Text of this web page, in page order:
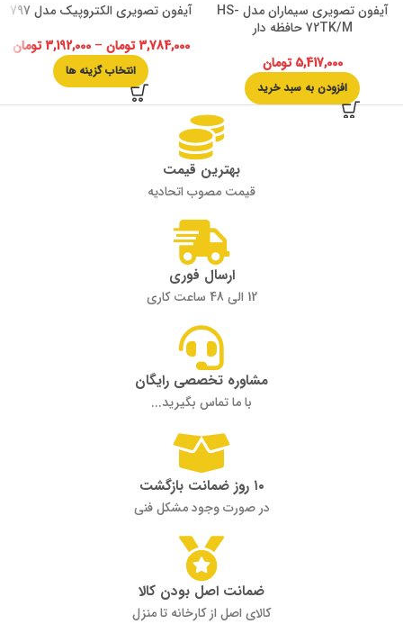
آیفون تصویری سیماران مدل HS-
72TK/M حافظه دار
5,417,000 تومان
افزودن به سبد خرید
آیفون تصویری الکتروپیک مدل 797
3,784,000 تومان –
3,192,000 تومان
انتخاب گزینه ها
بهترین قیمت
قیمت مصوب اتحادیه
ارسال فوری
12 الی 48 ساعت کاری
مشاوره تخصصی رایگان
با ما تماس بگیرید...
۱۰ روز ضمانت بازگشت
در صورت وجود مشکل فنی
ضمانت اصل بودن کالا
کالای اصل از کارخانه تا منزل